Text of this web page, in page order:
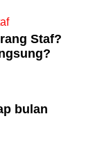
Staf?
bulan